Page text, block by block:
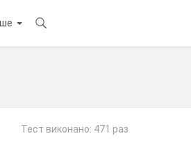
Тест виконано: 471 раз